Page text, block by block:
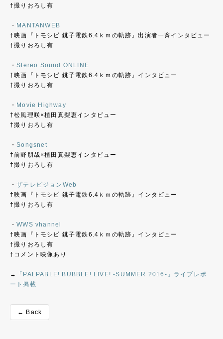
†撮りおろし有
・ MANTANWEB
†映画『トモシビ 銚子電鉄6.4ｋｍの軌跡』出演者一斉インタビュー
†撮りおろし有
・Stereo Sound ONLINE
†映画『トモシビ 銚子電鉄6.4ｋｍの軌跡』インタビュー
†撮りおろし有
・ Movie Highway
†松風理咲×植田真梨恵インタビュー
†撮りおろし有
・Songsnet
†前野朋哉×植田真梨恵インタビュー
†撮りおろし有
・ザテレビジョンWeb
†映画『トモシビ 銚子電鉄6.4ｋｍの軌跡』インタビュー
†撮りおろし有
・WWS vhannel
†映画『トモシビ 銚子電鉄6.4ｋｍの軌跡』インタビュー
†撮りおろし有
†コメント映像あり
→
「PALPABLE! BUBBLE! LIVE! -SUMMER 2016-」ライブレポ
ート掲載
← Back